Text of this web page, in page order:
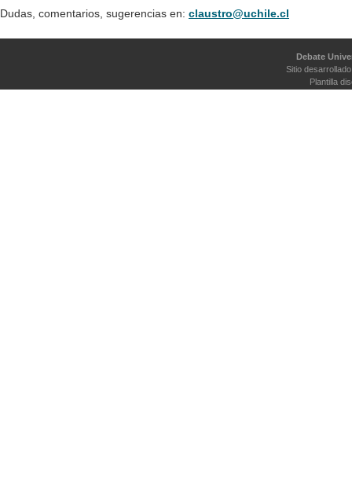
Dudas, comentarios, sugerencias en: claustro@uchile.cl
Debate
Sitio
Plantilla